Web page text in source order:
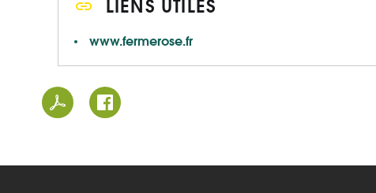
www.fermerose.fr